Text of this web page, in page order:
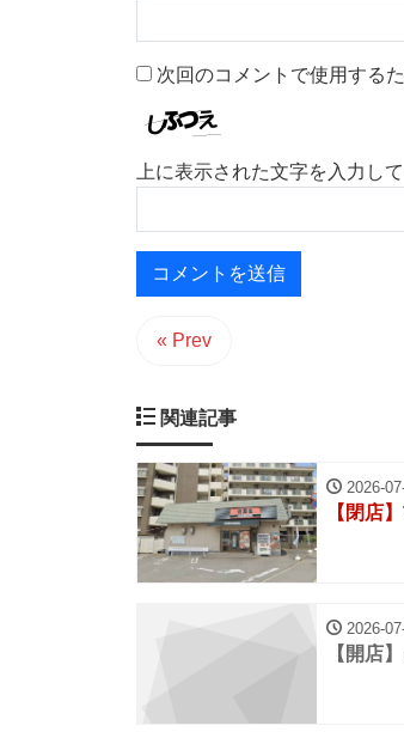
次回のコメントで使用する
上に表示された文字を入力し
« Prev
関連記事
2026-
【閉店】
2026-
【開店】